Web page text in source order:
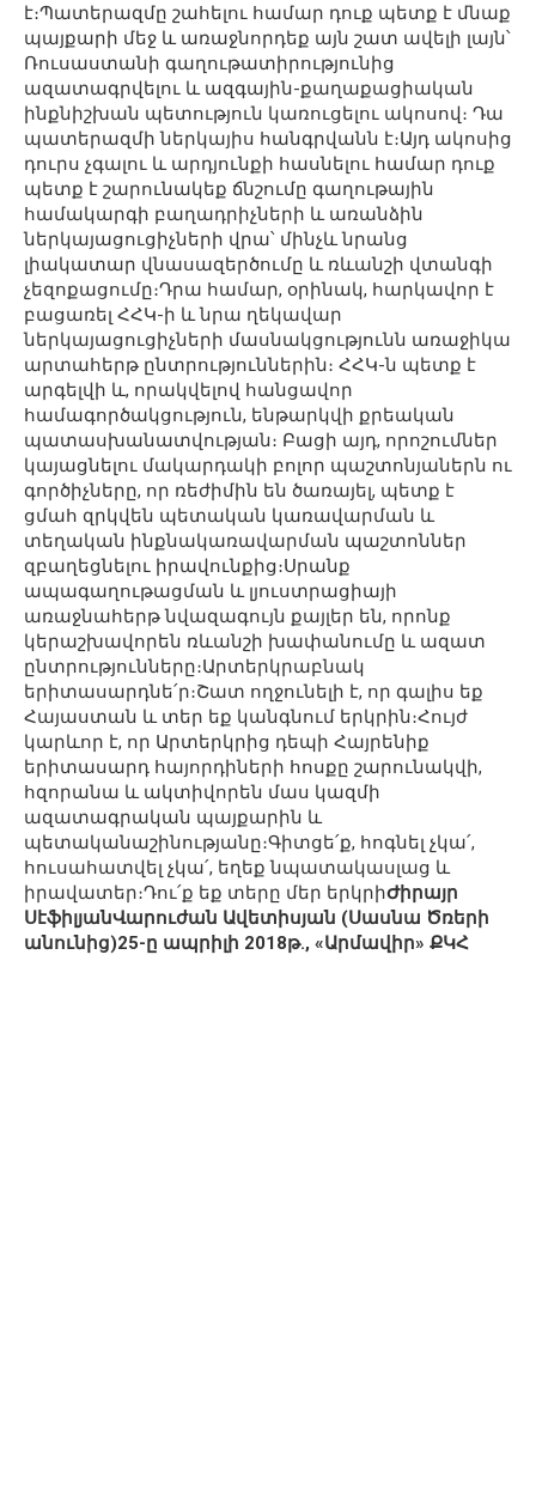
է։Պատերազմը շահելու համար դուք պետք է մնաք
պայքարի մեջ և առաջնորդեք այն շատ ավելի լայն՝
Ռուսաստանի գաղութատիրությունից
ազատագրվելու և ազգային-քաղաքացիական
ինքնիշխան պետություն կառուցելու ակոսով։ Դա
պատերազմի ներկայիս հանգրվանն է։Այդ ակոսից
դուրս չգալու և արդյունքի հասնելու համար դուք
պետք է շարունակեք ճնշումը գաղութային
համակարգի բաղադրիչների և առանձին
ներկայացուցիչների վրա՝ մինչև նրանց
լիակատար վնասազերծումը և ռևանշի վտանգի
չեզոքացումը։Դրա համար, օրինակ, հարկավոր է
բացառել ՀՀԿ-ի և նրա ղեկավար
ներկայացուցիչների մասնակցությունն առաջիկա
արտահերթ ընտրություններին։ ՀՀԿ-ն պետք է
արգելվի և, որակվելով հանցավոր
համագործակցություն, ենթարկվի քրեական
պատասխանատվության։ Բացի այդ, որոշումներ
կայացնելու մակարդակի բոլոր պաշտոնյաներն ու
գործիչները, որ ռեժիմին են ծառայել, պետք է
ցմահ զրկվեն պետական կառավարման և
տեղական ինքնակառավարման պաշտոններ
զբաղեցնելու իրավունքից։Սրանք
ապագաղութացման և լյուստրացիայի
առաջնահերթ նվազագույն քայլեր են, որոնք
կերաշխավորեն ռևանշի խափանումը և ազատ
ընտրությունները։Արտերկրաբնակ
երիտասարդնե՛ր։Շատ ողջունելի է, որ գալիս եք
Հայաստան և տեր եք կանգնում երկրին։Հույժ
կարևոր է, որ Արտերկրից դեպի Հայրենիք
երիտասարդ հայորդիների հոսքը շարունակվի,
հզորանա և ակտիվորեն մաս կազմի
ազատագրական պայքարին և
պետականաշինությանը։Գիտցե՛ք, հոգնել չկա՛,
հուսահատվել չկա՛, եղեք նպատակասլաց և
իրավատեր։Դու՛ք եք տերը մեր երկրիԺիրայր
ՍէֆիլյանՎարուժան Ավետիսյան (Սասնա Ծռերի
անունից)25-ը ապրիլի 2018թ., «Արմավիր» ՔԿՀ